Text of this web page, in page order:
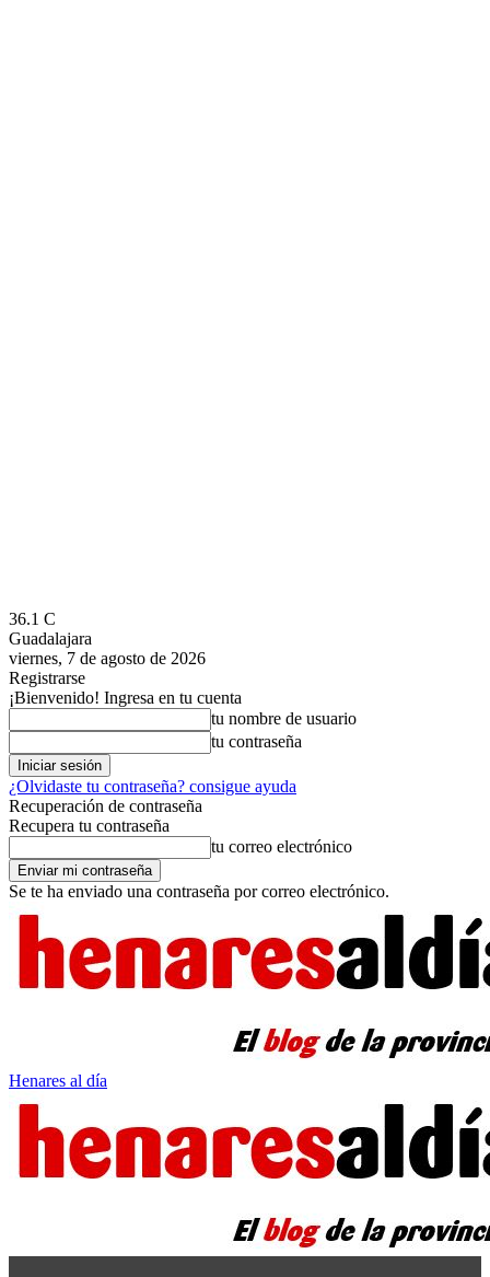
36.1 C
Guadalajara
viernes, 7 de agosto de 2026
Registrarse
¡Bienvenido! Ingresa en tu cuenta
tu nombre de usuario
tu contraseña
¿Olvidaste tu contraseña? consigue ayuda
Recuperación de contraseña
Recupera tu contraseña
tu correo electrónico
Se te ha enviado una contraseña por correo electrónico.
Henares al día